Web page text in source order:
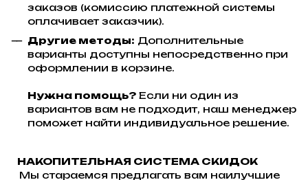
заказов (комиссию платежной системы
оплачивает заказчик).
Другие методы: Дополнительные
варианты доступны непосредственно при
оформлении в корзине.
Нужна помощь? Если ни один из
вариантов вам не подходит, наш менеджер
поможет найти индивидуальное решение.
НАКОПИТЕЛЬНАЯ СИСТЕМА СКИДОК
Мы стараемся предлагать вам наилучшие